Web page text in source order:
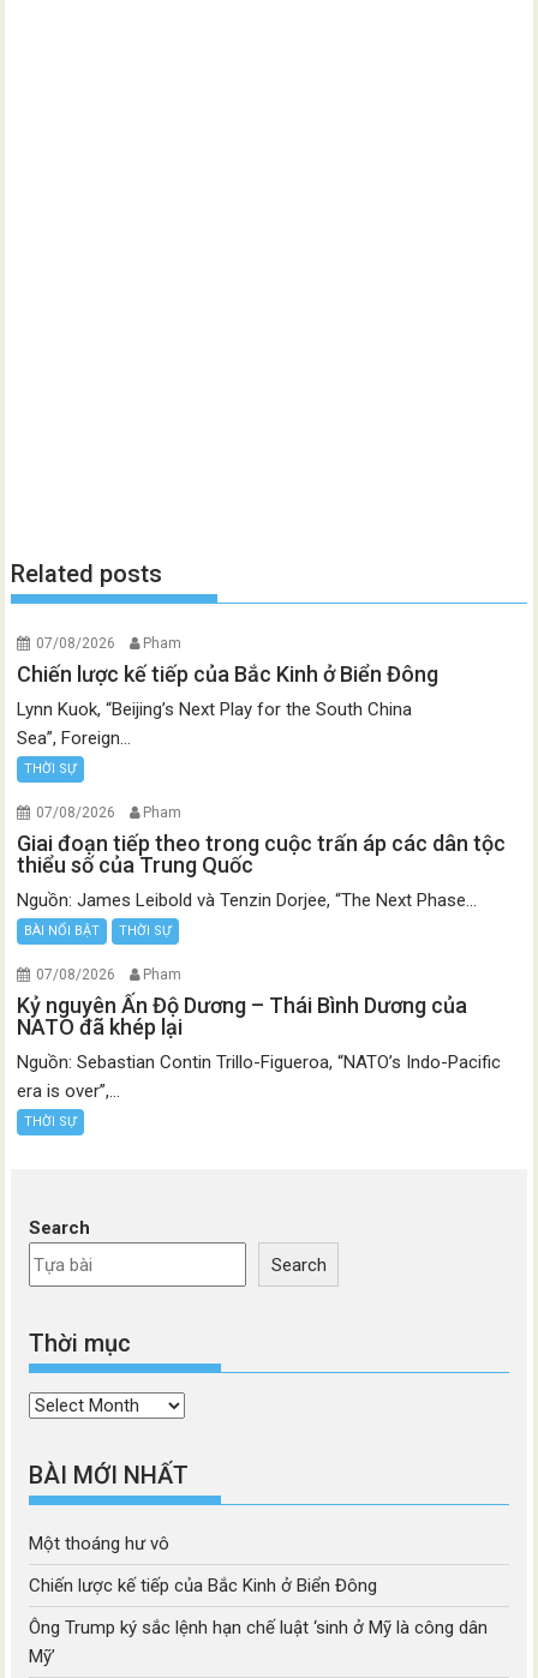
Related posts
07/08/2026 Pham
Chiến lược kế tiếp của Bắc Kinh ở Biển Đông
Lynn Kuok, “Beijing’s Next Play for the South China
Sea”, Foreign...
THỜI SỰ
07/08/2026 Pham
Giai đoạn tiếp theo trong cuộc trấn áp các dân tộc
thiểu số của Trung Quốc
Nguồn: James Leibold và Tenzin Dorjee, “The Next Phase...
BÀI NỔI BẬT THỜI SỰ
07/08/2026 Pham
Kỷ nguyên Ấn Độ Dương – Thái Bình Dương của
NATO đã khép lại
Nguồn: Sebastian Contin Trillo-Figueroa, “NATO’s Indo-Pacific
era is over”,...
THỜI SỰ
Search
Search
Thời mục
Thời
BÀI MỚI NHẤT
Một thoáng hư vô
Chiến lược kế tiếp của Bắc Kinh ở Biển Đông
Ông Trump ký sắc lệnh hạn chế luật ‘sinh ở Mỹ là công dân
Mỹ’